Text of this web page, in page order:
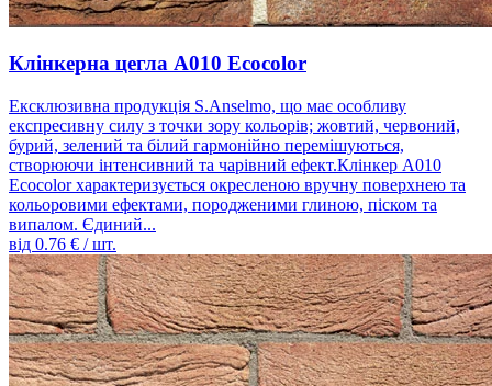
Клінкерна цегла A010 Ecocolor
Ексклюзивна продукція S.Anselmo, що має особливу
експресивну силу з точки зору кольорів; жовтий, червоний,
бурий, зелений та білий гармонійно перемішуються,
створюючи інтенсивний та чарівний ефект.Клінкер A010
Ecocolor характеризується окресленою вручну поверхнею та
кольоровими ефектами, породженими глиною, піском та
випалом. Єдиний...
від 0.76 € / шт.